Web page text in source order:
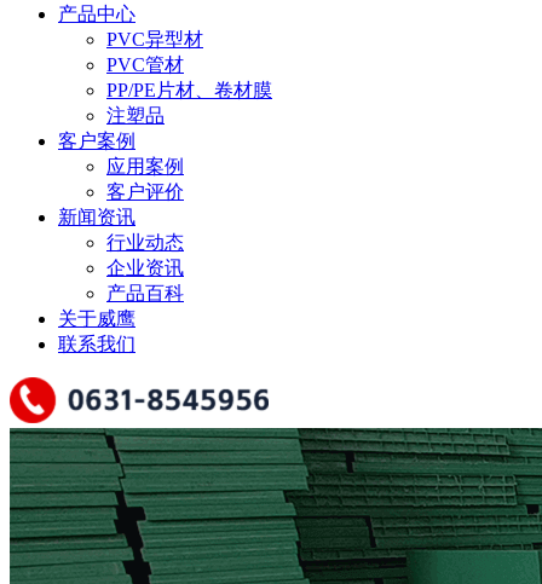
产品中心
PVC异型材
PVC管材
PP/PE片材、卷材膜
注塑品
客户案例
应用案例
客户评价
新闻资讯
行业动态
企业资讯
产品百科
关于威鹰
联系我们